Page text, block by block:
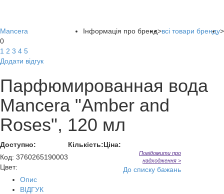
Інформація про бренд>всі товари бренду>
Mancera
0
1 2 3 4 5
Додати відгук
Парфюмированная вода
Mancera "Amber and
Roses", 120 мл
Доступно: Кількість:Ціна:
Код: 3760265190003
Цвет:
Повідомити про
надходження >
До списку бажань
Опис
ВІДГУК